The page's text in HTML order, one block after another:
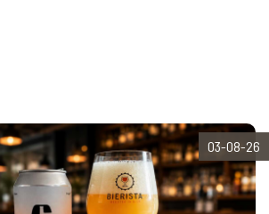
03-08-26